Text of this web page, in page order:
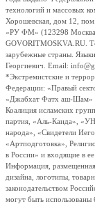
технологий и массовых
Хорошевская, дом 12,
«РУ ФМ» (123298 Москва,
GOVORITMOSKVA.RU.
зарубежные страны.
Георгиевич. Email:
*Экстремистские и
Федерации: «Правый
«Джабхат Фатх аш-Шам»
Коалиция исламских
партия, «Аль-Каида»,
народа», «Свидетели
«Артподготовка»,
в России» и входящие в
Информация,
дизайна, логотипы,
законодательством
могут быть использованы